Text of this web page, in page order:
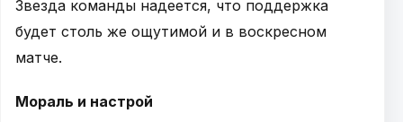
Звезда команды надеется, что поддержка
будет столь же ощутимой и в воскресном
матче.
Мораль и настрой